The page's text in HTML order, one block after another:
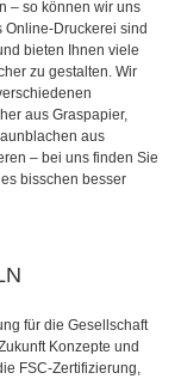
– so können wir uns
Online-Druckerei sind
bieten Ihnen viele
zu gestalten. Wir
aus Graspapier,
aus
– bei uns finden Sie
bisschen besser
für die Gesellschaft
Konzepte und
FSC-Zertifizierung,